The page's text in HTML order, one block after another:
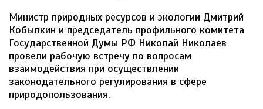
Министр природных ресурсов и экологии Дмитрий
Кобылкин и председатель профильного комитета
Государственной Думы РФ Николай Николаев
провели рабочую встречу по вопросам
взаимодействия при осуществлении
законодательного регулирования в сфере
природопользования.